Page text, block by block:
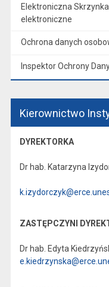
Elektroniczna
elektroniczne
Ochrona danych
Inspektor Ochrony
Kierownictwo
DYREKTORKA
Dr hab. Katarzyna
ZASTĘPCZYNI
Dr hab. Edyta